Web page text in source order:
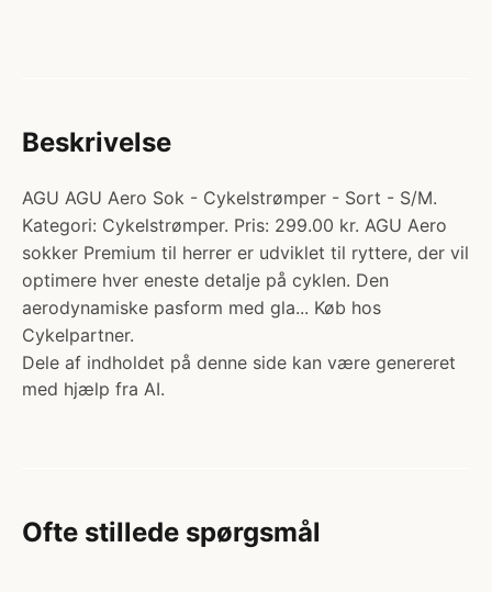
Beskrivelse
AGU AGU Aero Sok - Cykelstrømper - Sort - S/M.
Kategori: Cykelstrømper. Pris: 299.00 kr. AGU Aero
sokker Premium til herrer er udviklet til ryttere, der vil
optimere hver eneste detalje på cyklen. Den
aerodynamiske pasform med gla... Køb hos
Cykelpartner.
Dele af indholdet på denne side kan være genereret
med hjælp fra AI.
Ofte stillede spørgsmål